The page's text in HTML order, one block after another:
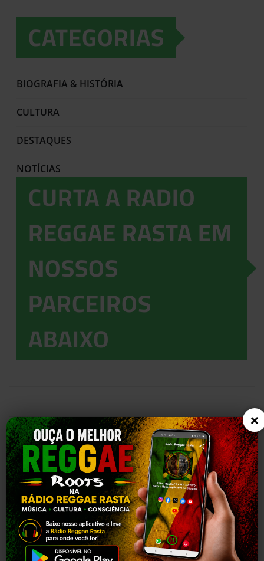
CATEGORIAS
BIOGRAFIA & HISTÓRIA
CULTURA
DESTAQUES
NOTÍCIAS
CURTA A RADIO
REGGAE RASTA EM
NOSSOS
PARCEIROS
ABAIXO
×